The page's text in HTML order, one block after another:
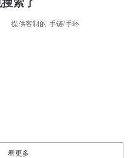
提供客制的 手链/手环
看更多